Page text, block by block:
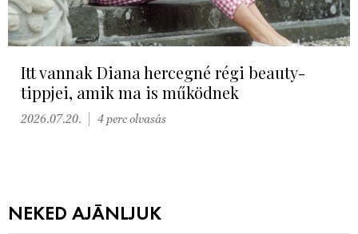
Itt vannak Diana hercegné régi beauty-
tippjei, amik ma is működnek
2026.07.20. 4 perc olvasás
NEKED AJÁNLJUK